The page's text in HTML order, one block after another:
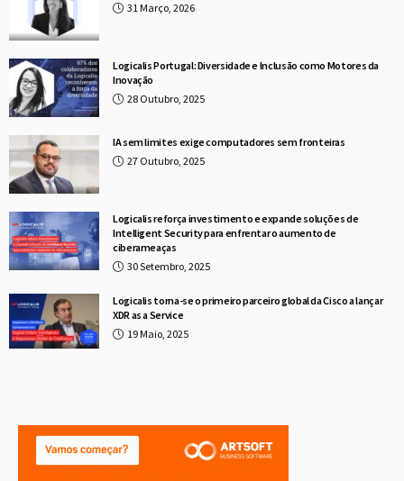
31 Março, 2026
Logicalis Portugal: Diversidade e Inclusão como Motores da
Inovação
28 Outubro, 2025
IA sem limites exige computadores sem fronteiras
27 Outubro, 2025
Logicalis reforça investimento e expande soluções de
Intelligent Security para enfrentar o aumento de
ciberameaças
30 Setembro, 2025
Logicalis torna-se o primeiro parceiro global da Cisco a lançar
XDR as a Service
19 Maio, 2025